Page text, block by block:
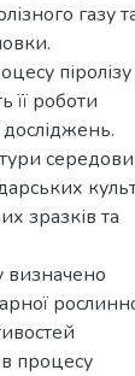
газу
піролізу
її роботи
зразків та
визначено
процесу